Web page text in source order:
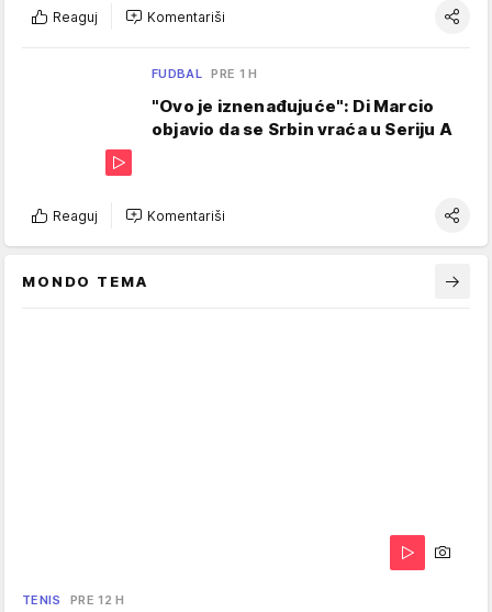
Reaguj Komentariši
FUDBAL PRE 1 H
"Ovo je iznenađujuće": Di Marcio
objavio da se Srbin vraća u Seriju A
Reaguj Komentariši
MONDO TEMA
TENIS PRE 12 H